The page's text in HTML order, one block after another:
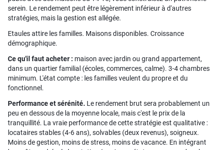
serein. Le rendement peut être légèrement inférieur à d'autres
stratégies, mais la gestion est allégée.
Etaules attire les familles. Maisons disponibles. Croissance
démographique.
Ce qu'il faut acheter : maison avec jardin ou grand appartement,
dans un quartier familial (écoles, commerces, calme). 3-4 chambres
minimum. L'état compte : les familles veulent du propre et du
fonctionnel.
Performance et sérénité. Le rendement brut sera probablement un
peu en dessous de la moyenne locale, mais c'est le prix de la
tranquillité. La vraie performance de cette stratégie est qualitative :
locataires stables (4-6 ans), solvables (deux revenus), soigneux.
Moins de gestion, moins de stress, moins de vacance. En intégrant